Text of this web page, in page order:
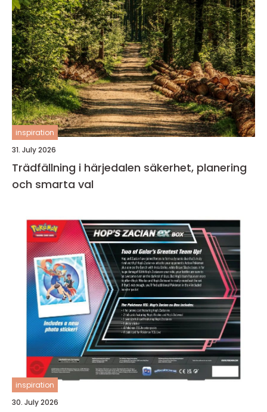
inspiration
31. July 2026
Trädfällning i härjedalen säkerhet, planering
och smarta val
inspiration
30. July 2026